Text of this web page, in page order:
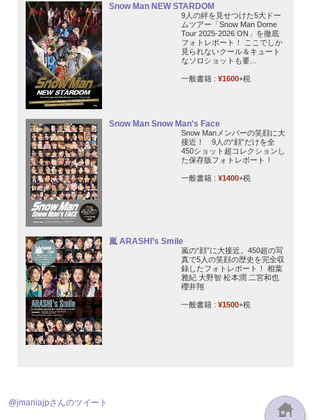
Snow Man NEW STARDOM
9人の絆を見せつけた5大ドー
ムツアー「Snow Man Dome
Tour 2025-2026 ON」を徹底
フォトレポート！ ここでしか
見られないクール＆キュート
なソロショットも要...
一般書籍 : ¥1600+税
Snow Man Snow Man's Face
Snow Manメンバーの笑顔に大
接近！ 9人の“顔”だけを全
450ショット超コレクションし
た保存版フォトレポート！
一般書籍 : ¥1400+税
嵐 ARASHI’s Smile
嵐の“顔”に大接近。450超の写
真で5人の笑顔の歴史を完全収
録したフォトレポート！ 相葉
雅紀 大野智 松本潤 二宮和也
櫻井翔
一般書籍 : ¥1500+税
@jmaniajpさんのツイート